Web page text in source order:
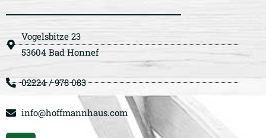
Vogelsbitze 23
53604 Bad Honnef
02224 / 978 083
info@hoffmannhaus.com